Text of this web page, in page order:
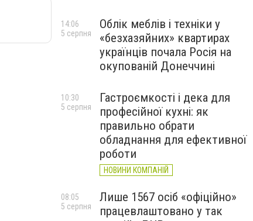
Облік меблів і техніки у
«безхазяйних» квартирах
українців почала Росія на
окупованій Донеччині
14:06
5 серпня
Гастроємкості і дека для
професійної кухні: як
правильно обрати
обладнання для ефективної
роботи
НОВИНИ КОМПАНІЙ
10:30
5 серпня
Лише 1567 осіб «офіційно»
працевлаштовано у так
08:05
5 серпня